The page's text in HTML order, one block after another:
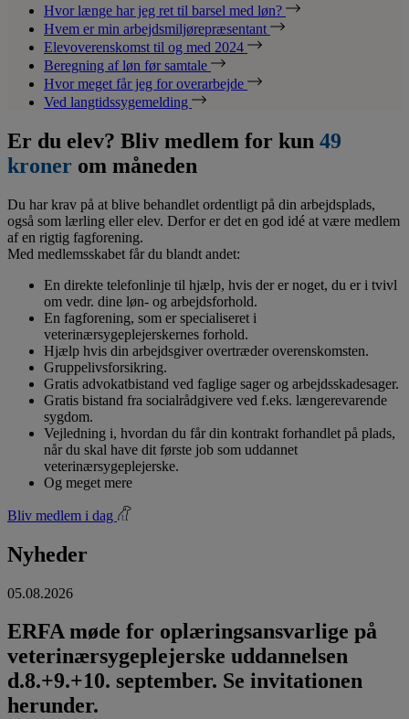
Hvor længe har jeg ret til barsel med løn?
Hvem er min arbejdsmiljørepræsentant
Elevoverenskomst til og med 2024
Beregning af løn før samtale
Hvor meget får jeg for overarbejde
Ved langtidssygemelding
Er du elev? Bliv medlem for kun 49
kroner om måneden
Du har krav på at blive behandlet ordentligt på din arbejdsplads,
også som lærling eller elev. Derfor er det en god idé at være medlem
af en rigtig fagforening.
Med medlemsskabet får du blandt andet:
En direkte telefonlinje til hjælp, hvis der er noget, du er i tvivl
om vedr. dine løn- og arbejdsforhold.
En fagforening, som er specialiseret i
veterinærsygeplejerskernes forhold.
Hjælp hvis din arbejdsgiver overtræder overenskomsten.
Gruppelivsforsikring.
Gratis advokatbistand ved faglige sager og arbejdsskadesager.
Gratis bistand fra socialrådgivere ved f.eks. længerevarende
sygdom.
Vejledning i, hvordan du får din kontrakt forhandlet på plads,
når du skal have dit første job som uddannet
veterinærsygeplejerske.
Og meget mere
Bliv medlem i dag
Nyheder
05.08.2026
ERFA møde for oplæringsansvarlige på
veterinærsygeplejerske uddannelsen
d.8.+9.+10. september. Se invitationen
herunder.